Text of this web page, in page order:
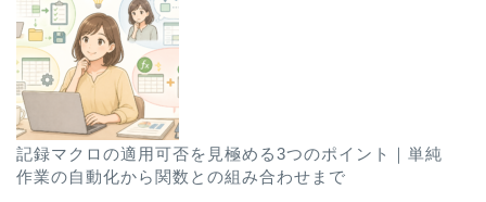
記録マクロの適用可否を見極める3つのポイント｜単純
作業の自動化から関数との組み合わせまで